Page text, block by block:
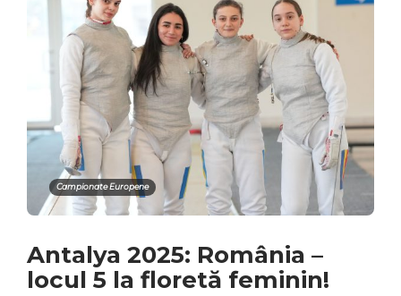
Campionate Europene
Antalya 2025: România –
locul 5 la floretă feminin!